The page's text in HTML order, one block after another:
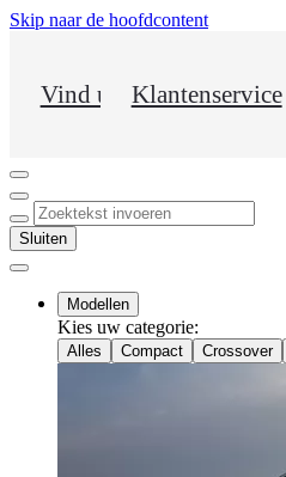
Skip naar de hoofdcontent(Klik enter)
Vind uw dealerKlantenservice
Click to return to previous menu
Click to search
Sluiten
Sluit menu
Modellen
Kies uw categorie:
Alles Compact Crossover